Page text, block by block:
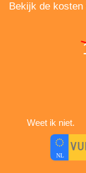
Bekijk de
Weet ik niet.